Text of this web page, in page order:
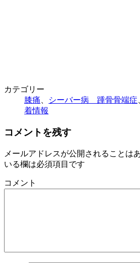
カテゴリー
膝痛
シーバー病 踵骨骨端症
着情報
コメントを残す
メールアドレスが公開されることは
いる欄は必須項目です
コメント